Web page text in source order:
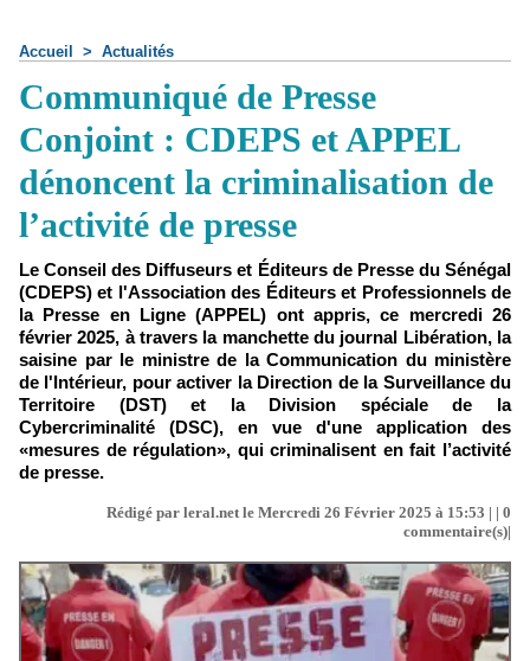
Accueil > Actualités
Communiqué de Presse
Conjoint : CDEPS et APPEL
dénoncent la criminalisation de
l’activité de presse
Le Conseil des Diffuseurs et Éditeurs de Presse du Sénégal
(CDEPS) et l'Association des Éditeurs et Professionnels de
la Presse en Ligne (APPEL) ont appris, ce mercredi 26
février 2025, à travers la manchette du journal Libération, la
saisine par le ministre de la Communication du ministère
de l'Intérieur, pour activer la Direction de la Surveillance du
Territoire (DST) et la Division spéciale de la
Cybercriminalité (DSC), en vue d'une application des
«mesures de régulation», qui criminalisent en fait l’activité
de presse.
Rédigé par leral.net le Mercredi 26 Février 2025 à 15:53 | | 0
commentaire(s)|